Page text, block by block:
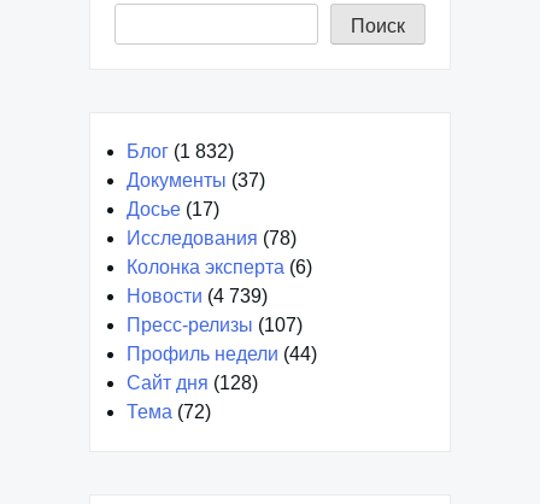
Поиск
Блог (1 832)
Документы (37)
Досье (17)
Исследования (78)
Колонка эксперта (6)
Новости (4 739)
Пресс-релизы (107)
Профиль недели (44)
Сайт дня (128)
Тема (72)